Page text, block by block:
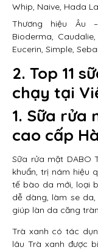
Whip, Naive, Hada
Thương hiệu Âu
Bioderma,
Eucerin, Simple,
2. Top 11
chạy tại
1. Sữa rửa
cao cấp
Sữa rửa mặt DABO
khuẩn, trị nám hiệu
tế bào da mới, loại
dễ dàng, làm se
giúp làn da căng
Trà xanh có tác
lâu Trà xanh được